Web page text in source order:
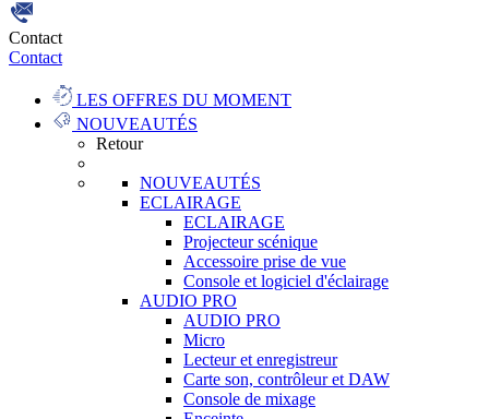
Contact
Contact
LES OFFRES DU MOMENT
NOUVEAUTÉS
Retour
NOUVEAUTÉS
ECLAIRAGE
ECLAIRAGE
Projecteur scénique
Accessoire prise de vue
Console et logiciel d'éclairage
AUDIO PRO
AUDIO PRO
Micro
Lecteur et enregistreur
Carte son, contrôleur et DAW
Console de mixage